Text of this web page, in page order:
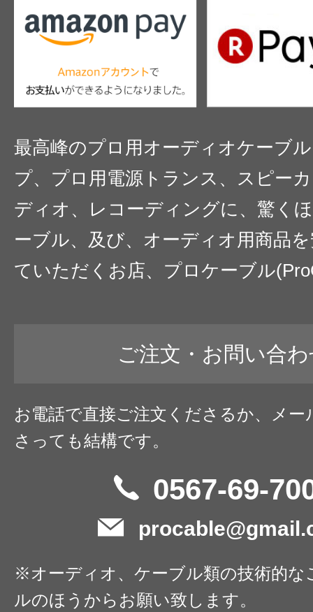
最高峰のプロ用オーディオケーブ
プ、プロ用電源トランス、スピー
ディオ、レコーディングに、驚く
ーブル、及び、オーディオ用商品
ていただくお店、プロケーブル
ご注文・お問い合
お電話で直接ご注文くださるか、メー
さっても結構です。
0567-69-
※オーディオ、ケーブル類の技術的な
ルのほうからお願い致します。